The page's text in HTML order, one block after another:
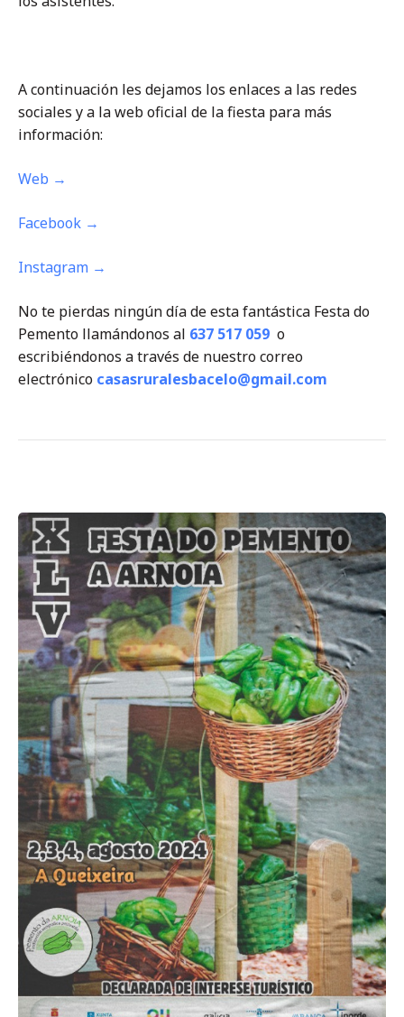
A continuación les dejamos los enlaces a las redes
sociales y a la web oficial de la fiesta para más
información:
Web →
Facebook →
Instagram →
No te pierdas ningún día de esta fantástica Festa do
Pemento llamándonos al 637 517 059 o
escribiéndonos a través de nuestro correo
electrónico casasruralesbacelo@gmail.com